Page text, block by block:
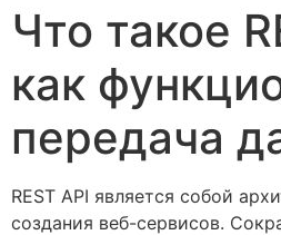
Что такое
как
передача
REST API является собой
создания веб-сервисов.